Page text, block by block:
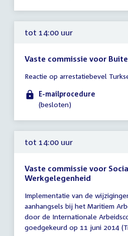
tot 14:00 uur
Vaste commissie voor
vergadering
tot
14:00
Reactie op arrestatiebevel
E-mailprocedure
(besloten)
tot 14:00 uur
Vaste commissie voor
Werkgelegenheid
vergadering
tot
14:00
uur
Implementatie van de
aanhangsels bij het Maritiem
door de Internationale
goedgekeurd op 11 juni 2014